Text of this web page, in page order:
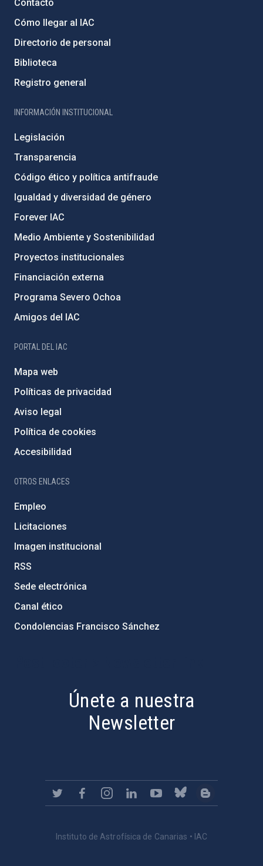
Contacto
Cómo llegar al IAC
Directorio de personal
Biblioteca
Registro general
INFORMACIÓN INSTITUCIONAL
Legislación
Transparencia
Código ético y política antifraude
Igualdad y diversidad de género
Forever IAC
Medio Ambiente y Sostenibilidad
Proyectos institucionales
Financiación externa
Programa Severo Ochoa
Amigos del IAC
PORTAL DEL IAC
Mapa web
Políticas de privacidad
Aviso legal
Política de cookies
Accesibilidad
OTROS ENLACES
Empleo
Licitaciones
Imagen institucional
RSS
Sede electrónica
Canal ético
Condolencias Francisco Sánchez
Únete a nuestra
Newsletter
Instituto de Astrofísica de Canarias • IAC